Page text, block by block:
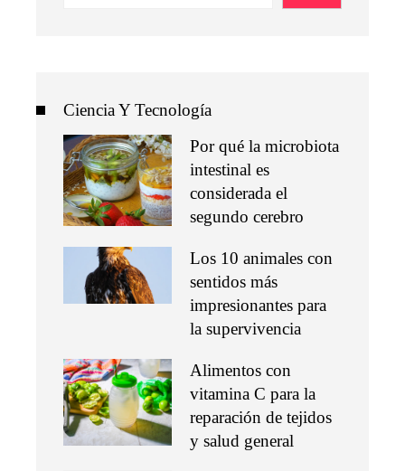
Ciencia Y Tecnología
Por qué la microbiota
intestinal es
considerada el
segundo cerebro
Los 10 animales con
sentidos más
impresionantes para
la supervivencia
Alimentos con
vitamina C para la
reparación de tejidos
y salud general